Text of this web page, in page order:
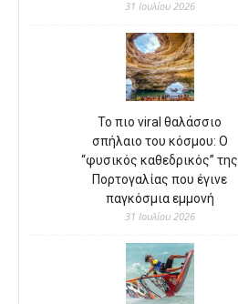
31 Ιουλίου 2026
Το πιο viral θαλάσσιο
σπήλαιο του κόσμου: Ο
“φυσικός καθεδρικός” της
Πορτογαλίας που έγινε
παγκόσμια εμμονή
31 Ιουλίου 2026